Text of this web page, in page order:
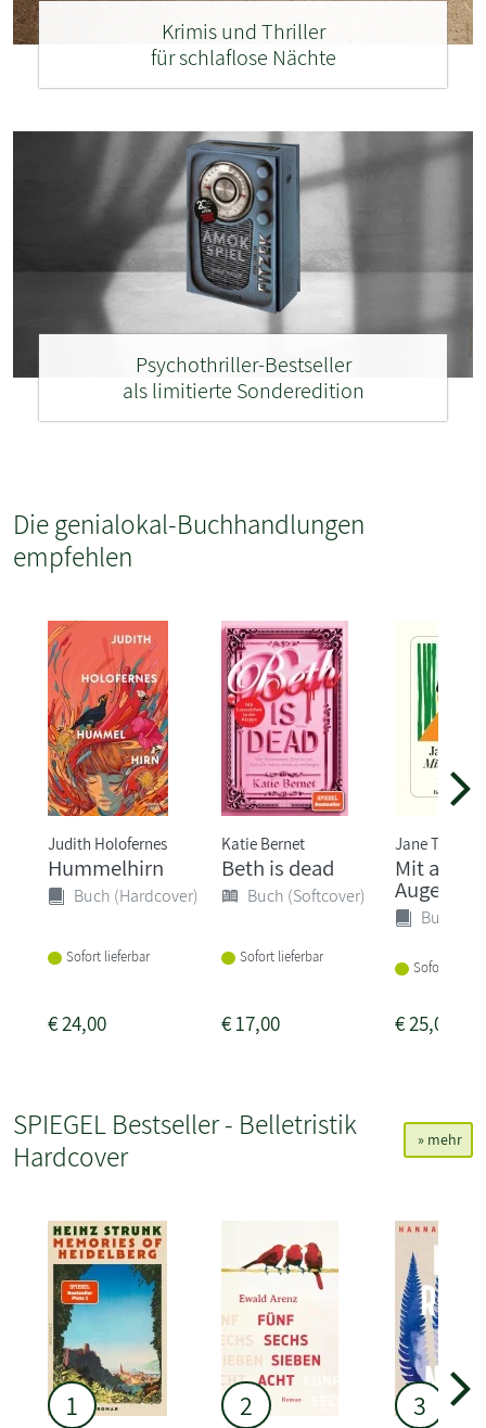
Krimis und Thriller
für schlaflose Nächte
Psychothriller-Bestseller
als limitierte Sonderedition
Die genialokal-Buchhandlungen
empfehlen
Judith Holofernes
Hummelhirn
Buch (Hardcover)
Sofort lieferbar
€24,00
Katie Bernet
Beth is dead
Buch (Softcover)
Sofort lieferbar
€17,00
Jane Tara
Mit
Augen
Buch
Sofort
€25,00
SPIEGEL Bestseller - Belletristik
Hardcover
» mehr
1 2 3